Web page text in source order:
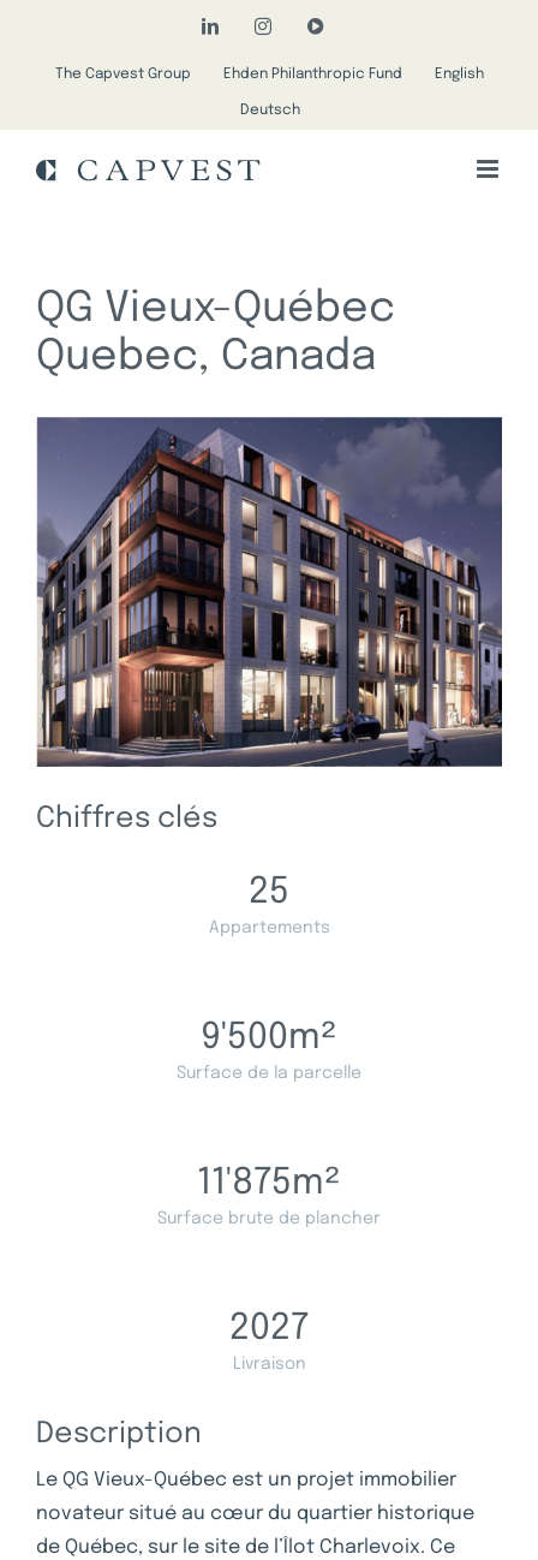
contenu
LinkedInInstagramYouTube
The Capvest Group Ehden Philanthropic Fund English
Deutsch
QG Vieux-Québec
Quebec, Canada
Chiffres clés
25
Appartements
9'500m²
Surface de la parcelle
11'875m²
Surface brute de plancher
2027
Livraison
Description
Le QG Vieux-Québec est un projet immobilier
novateur situé au cœur du quartier historique
de Québec, sur le site de l’Îlot Charlevoix. Ce